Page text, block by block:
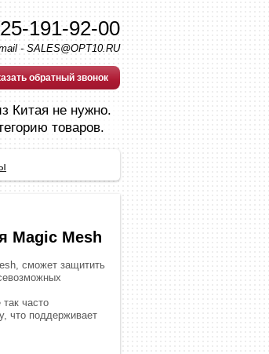
191-92-00
- SALES@OPT10.RU
обратный звонок
Китая не нужно.
товаров.
Magic Mesh
сможет защитить
часто
что поддерживает